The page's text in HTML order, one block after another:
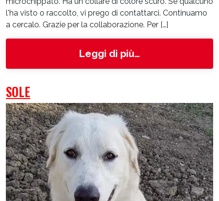
l'ha visto o raccolto, vi prego di contattarci. Continuamo
a cercalo. Grazie per la collaborazione. Per […]
Leggi di più…from Oli
SOLE